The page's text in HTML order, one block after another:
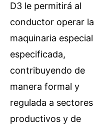
D3 le permitirá al
conductor operar la
maquinaria especial
especificada,
contribuyendo de
manera formal y
regulada a sectores
productivos y de